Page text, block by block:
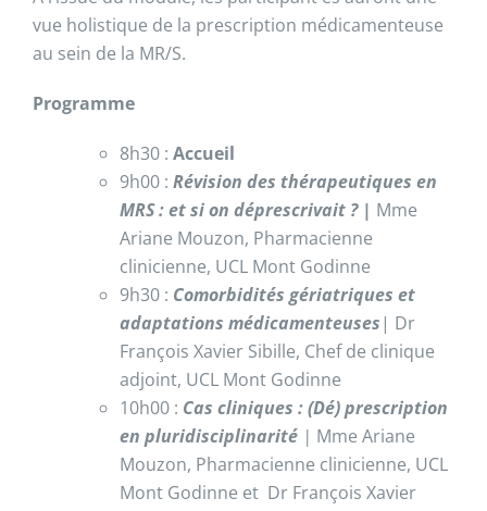
vue holistique de la prescription médicamenteuse
au sein de la MR/S.
Programme
8h30 : Accueil
9h00 : Révision des thérapeutiques en
MRS : et si on déprescrivait ? | Mme
Ariane Mouzon, Pharmacienne
clinicienne, UCL Mont Godinne
9h30 : Comorbidités gériatriques et
adaptations médicamenteuses | Dr
François Xavier Sibille, Chef de clinique
adjoint, UCL Mont Godinne
10h00 : Cas cliniques : (Dé) prescription
en pluridisciplinarité | Mme Ariane
Mouzon, Pharmacienne clinicienne, UCL
Mont Godinne et Dr François Xavier